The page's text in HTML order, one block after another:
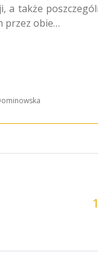
a także
przez obie…
1